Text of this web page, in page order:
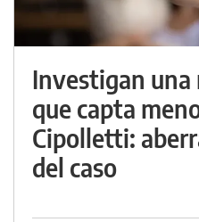
Investigan una
que capta
Cipolletti:
del caso